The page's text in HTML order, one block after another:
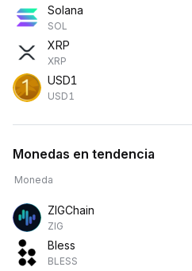
Solana
SOL
XRP
XRP
USD1
USD1
Monedas en tendencia
Moneda
ZIGChain
ZIG
Bless
BLESS